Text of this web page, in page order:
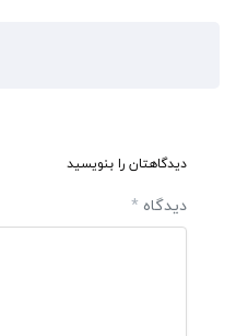
دیدگاهتان را بنویسید
دیدگاه *